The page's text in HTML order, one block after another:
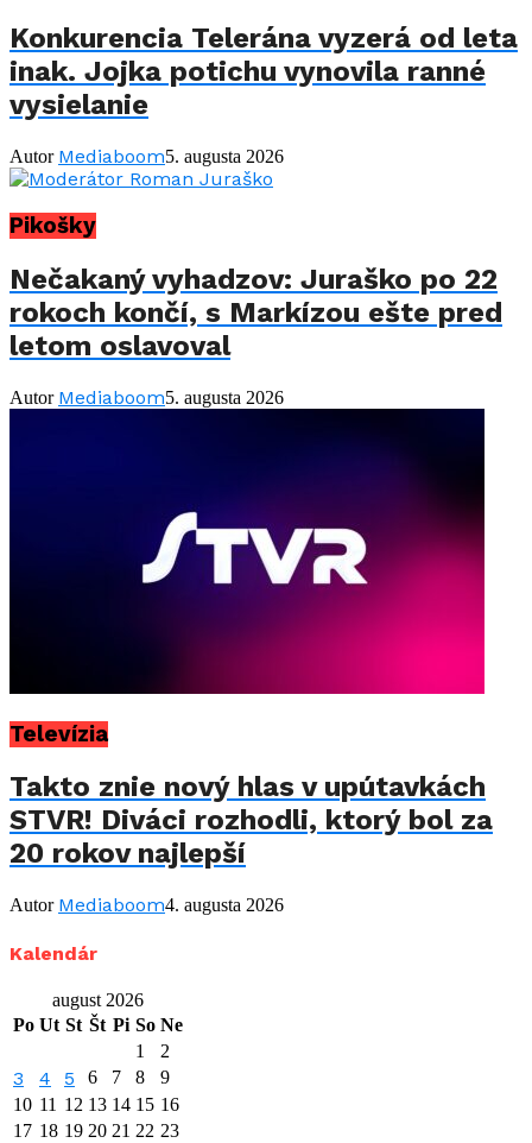
Konkurencia Telerána vyzerá od leta
inak. Jojka potichu vynovila ranné
vysielanie
Autor Mediaboom5. augusta 2026
Pikošky
Nečakaný vyhadzov: Juraško po 22
rokoch končí, s Markízou ešte pred
letom oslavoval
Autor Mediaboom5. augusta 2026
Televízia
Takto znie nový hlas v upútavkách
STVR! Diváci rozhodli, ktorý bol za
20 rokov najlepší
Autor Mediaboom4. augusta 2026
Kalendár
august 2026
Po Ut St Št Pi So Ne
1
2
3 4 5 6 7 8
9
10 11 12 13 14 15 16
17 18 19 20 21 22 23